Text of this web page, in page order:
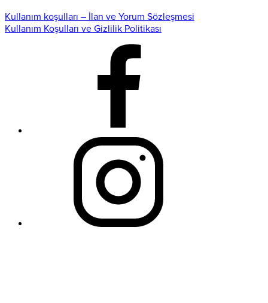
Kullanım koşulları – İlan ve Yorum Sözleşmesi
Kullanım Koşulları ve Gizlilik Politikası